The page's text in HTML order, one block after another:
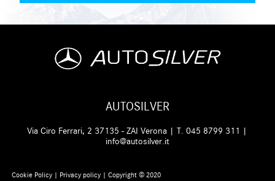
AUTOSILVER
Via Ciro Ferrari, 2 37135 - ZAI Verona | T.045 8799 311 |
info@autosilver.it
Cookie Policy | Privacy policy| Copyright © 2020